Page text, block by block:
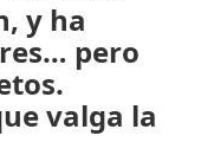
y ha
pero
valga la